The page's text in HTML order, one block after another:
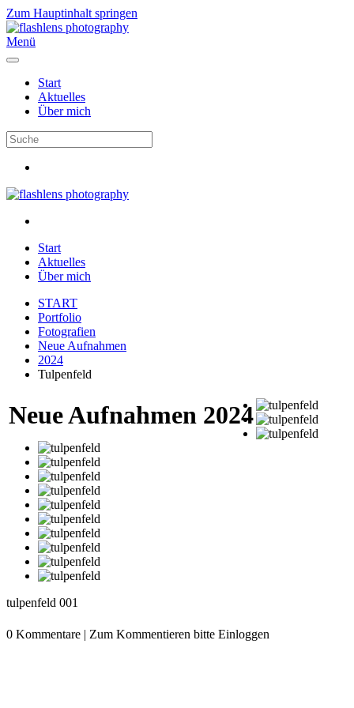
Zum Hauptinhalt springen
Menü
Start
Aktuelles
Über mich
Start
Aktuelles
Über mich
START
Portfolio
Fotografien
Neue Aufnahmen
2024
Tulpenfeld
Neue Aufnahmen 2024
tulpenfeld 001
0 Kommentare | Zum Kommentieren bitte Einloggen